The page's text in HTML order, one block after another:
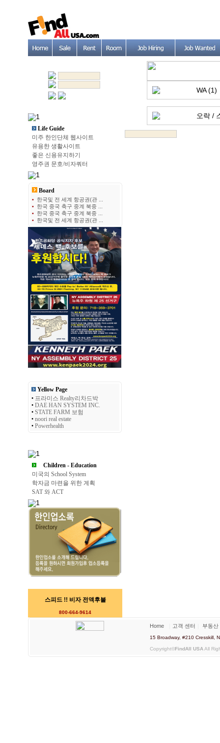
Life Guide
미주 한인단체 웹사이트
유용한 생활사이트
좋은 신용유지하기
영주권 문호/비자쿼터
Board
• 한국및 전 세계 항공권(관 ...
• 한국 중국 축구 중계 북중 ...
• 한국 중국 축구 중계 북중 ...
• 한국및 전 세계 항공권(관 ...
Yellow Page
• 프라미스 Realty리차드박
• DAE HAN SYSTEM INC.
• STATE FARM 보험
• noori real estate
• Powerhealth
Children - Education
미국의 School System
학자금 마련을 위한 계획
SAT 와 ACT
스피드 !! 비자 전액후불
800-664-9614
WA (1)
오락 /
Home 고객 센터 부동산
15 Broadway, #210 Cresskill,
Copyright©FindAll USAAll